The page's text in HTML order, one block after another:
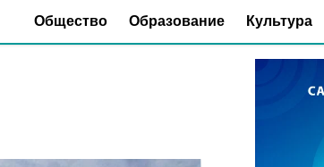
Общество Образование Культура